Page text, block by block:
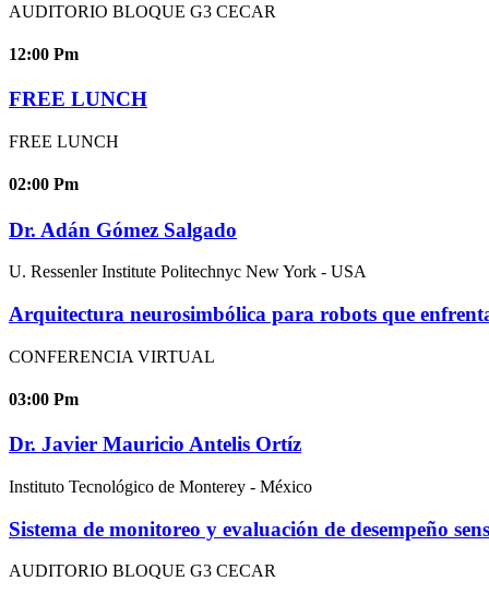
AUDITORIO BLOQUE G3 CECAR
12:00 Pm
FREE LUNCH
FREE LUNCH
02:00 Pm
Dr. Adán Gómez Salgado
U. Ressenler Institute Politechnyc New York - USA
Arquitectura neurosimbólica para robots que
CONFERENCIA VIRTUAL
03:00 Pm
Dr. Javier Mauricio Antelis Ortíz
Instituto Tecnológico de Monterey - México
Sistema de monitoreo y evaluación de desempeño
AUDITORIO BLOQUE G3 CECAR